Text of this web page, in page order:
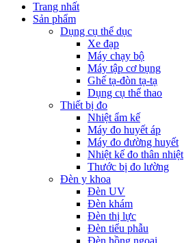
Trang nhất
Sản phẩm
Dụng cụ thể dục
Xe đạp
Máy chạy bộ
Máy tập cơ bụng
Ghế tạ-đòn tạ-tạ
Dụng cụ thể thao
Thiết bị đo
Nhiệt ẩm kế
Máy đo huyết áp
Máy đo đường huyết
Nhiệt kế đo thân nhiệt
Thước bị đo lường
Đèn y khoa
Đèn UV
Đèn khám
Đèn thị lực
Đèn tiểu phẫu
Đèn hồng ngoại